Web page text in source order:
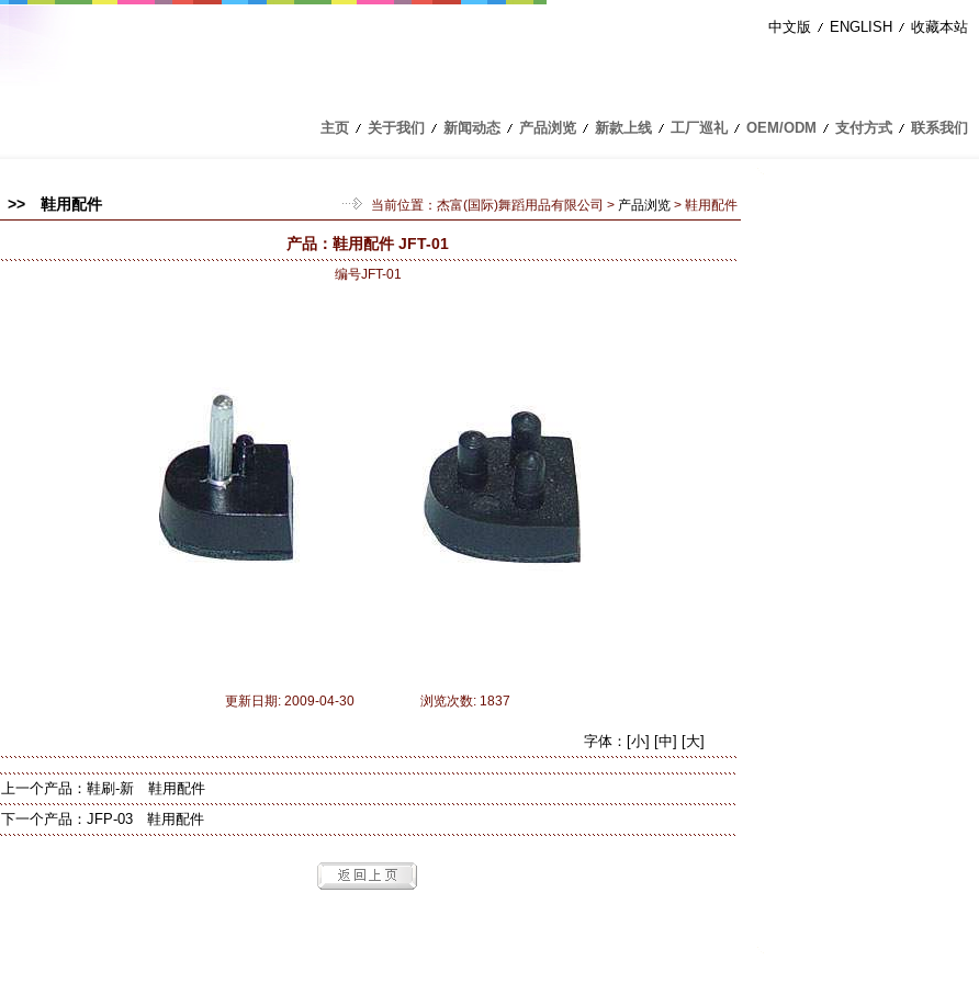
中文版 ENGLISH 收藏本站
主页 关于我们 新闻动态 产品浏览 新款上线 工厂巡礼 OEM/ODM 支付方式 联系我们
>> 鞋用配件 当前位置： 杰富(国际)舞蹈用品有限公司 > 产品浏览 > 鞋用配件
产品：鞋用配件 JFT-01
编号JFT-01
更新日期: 2009-04-30 浏览次数: 1837
字体： [小] [中] [大]
上一个产品： 鞋刷-新 鞋用配件
下一个产品： JFP-03 鞋用配件